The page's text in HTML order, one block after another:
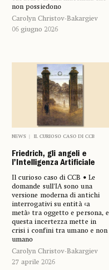
non possiedono
Carolyn Christov-Bakargiev
06 giugno 2026
NEWS IL CURIOSO CASO DI CCB
Friedrich, gli angeli e
l’Intelligenza Artificiale
Il curioso caso di CCB • Le
domande sull’IA sono una
versione moderna di antichi
interrogativi su entità «a
metà» tra oggetto e persona, e
questa incertezza mette in
crisi i confini tra umano e non
umano
Carolyn Christov-Bakargiev
27 aprile 2026